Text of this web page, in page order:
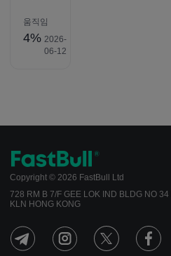
움직임
4% 2026-
06-12
Copyright © 2026 FastBull Ltd
728 RM B 7/F GEE LOK IND BLDG NO
KLN HONG KONG